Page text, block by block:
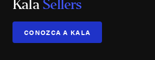
Kala Sellers
CONOZCA A KALA